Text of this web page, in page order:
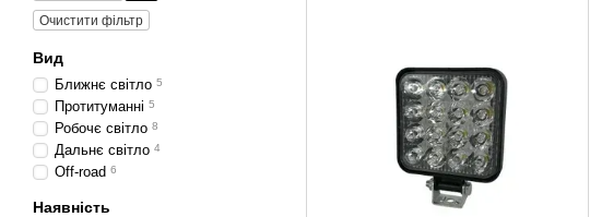
Очистити фільтр
Вид
Ближнє світло 5
Протитуманні 5
Робочє світло 8
Дальнє світло 4
Off-road 6
Наявність